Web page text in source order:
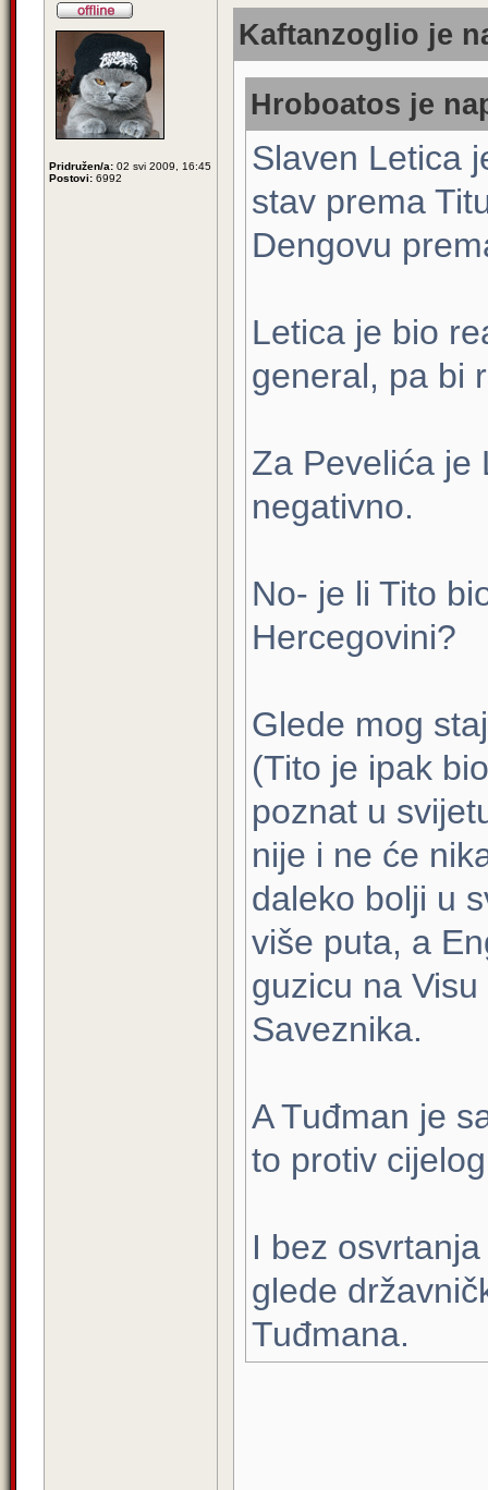
Pridružen/a: 02 svi 2009, 16:45
Postovi: 6992
Kaftanzoglio je
Hroboatos je
Slaven Letica
stav prema
Dengovu
Letica je bio
general, pa bi
Za Pevelića je
negativno.
No- je li Tito
Hercegovini?
Glede mog
(Tito je ipak
poznat u
nije i ne će
daleko bolji u
više puta, a
guzicu na
Saveznika.
A Tuđman je
to protiv
I bez
glede
Tuđmana.